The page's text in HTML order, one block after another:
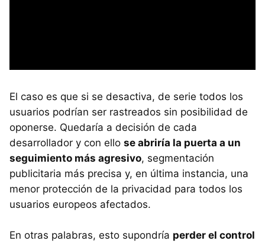
El caso es que si se desactiva, de serie todos los
usuarios podrían ser rastreados sin posibilidad de
oponerse. Quedaría a decisión de cada
desarrollador y con ello se abriría la puerta a un
seguimiento más agresivo, segmentación
publicitaria más precisa y, en última instancia, una
menor protección de la privacidad para todos los
usuarios europeos afectados.
En otras palabras, esto supondría perder el control